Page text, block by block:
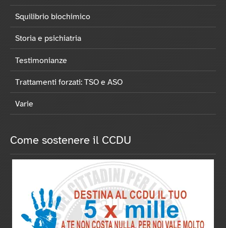
Squilibrio biochimico
Storia e psichiatria
Testimonianze
Trattamenti forzati: TSO e ASO
Varie
Come sostenere il CCDU